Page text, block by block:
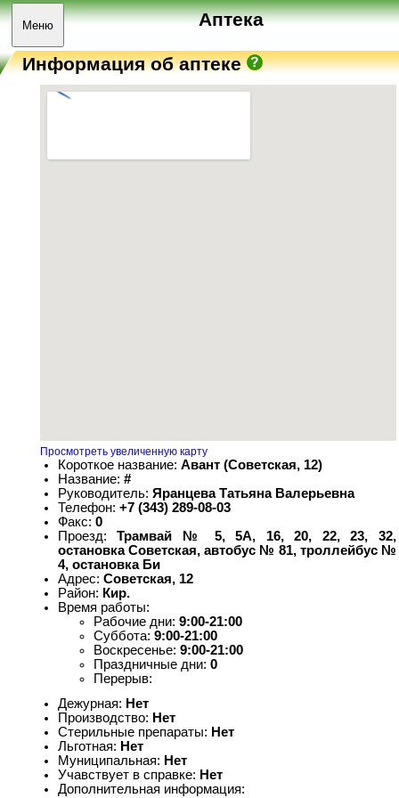
Меню Аптека
Информация об аптеке
Просмотреть увеличенную карту
Короткое название: Авант (Советская, 12)
Название: #
Руководитель: Яранцева Татьяна Валерьевна
Телефон: +7 (343) 289-08-03
Факс: 0
Проезд:Трамвай № 5, 5А, 16, 20, 22, 23, 32,
остановка Советская, автобус № 81, троллейбус №
4, остановка Би
Адрес: Советская, 12
Район: Кир.
Время работы:
Рабочие дни: 9:00-21:00
Суббота: 9:00-21:00
Воскресенье: 9:00-21:00
Праздничные дни: 0
Перерыв:
Дежурная: Нет
Производство: Нет
Стерильные препараты: Нет
Льготная: Нет
Муниципальная: Нет
Учавствует в справке: Нет
Дополнительная информация: